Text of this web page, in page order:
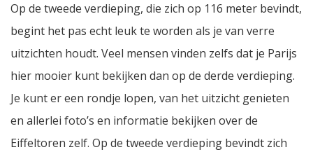
Op de tweede verdieping, die zich op 116 meter bevindt,
begint het pas echt leuk te worden als je van verre
uitzichten houdt. Veel mensen vinden zelfs dat je Parijs
hier mooier kunt bekijken dan op de derde verdieping.
Je kunt er een rondje lopen, van het uitzicht genieten
en allerlei foto’s en informatie bekijken over de
Eiffeltoren zelf. Op de tweede verdieping bevindt zich